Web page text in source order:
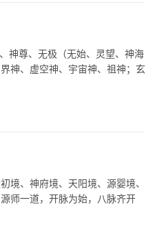
神尊、无极（无始、灵望、神海
神、虚空神、宇宙神、祖神；玄
境、神府境、天阳境、源婴境、
师一道，开脉为始，八脉齐开